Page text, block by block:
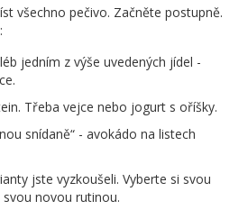
všechno pečivo. Začněte postupně.
jedním z výše uvedených jídel -
Třeba vejce nebo jogurt s oříšky.
snídaně“ - avokádo na listech
jste vyzkoušeli. Vyberte si svou
novou rutinou.